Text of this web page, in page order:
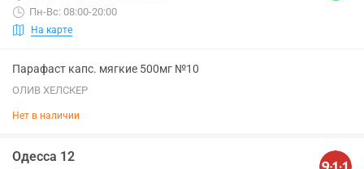
Пн-Вс: 08:00-20:00
На карте
Парафаст капс. мягкие 500мг №10
ОЛИВ ХЕЛСКЕР
Нет в наличии
Одесса 12